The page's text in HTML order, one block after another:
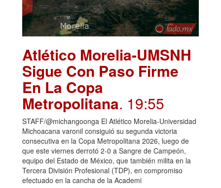
Atlético Morelia-UMSNH
Sigue Con Paso Firme
En La Copa
Metropolitana. 19:55
STAFF/@michangoonga El Atlético Morelia-Universidad
Michoacana varonil consiguió su segunda victoria
consecutiva en la Copa Metropolitana 2026, luego de
que este viernes derrotó 2-0 a Sangre de Campeón,
equipo del Estado de México, que también milita en la
Tercera División Profesional (TDP), en compromiso
efectuado en la cancha de la Academi